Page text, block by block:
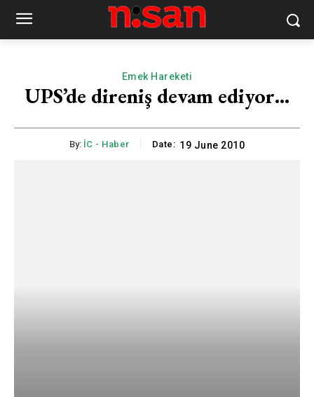
Emek Hareketi
UPS’de direniş devam ediyor…
By: İC - Haber Date: 19 June 2010